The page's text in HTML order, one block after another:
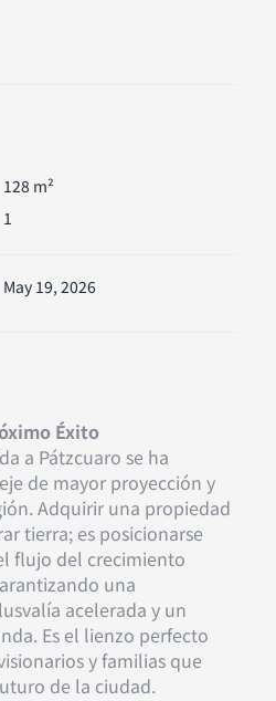
128 m²
1
May 19, 2026
Éxito
a Pátzcuaro se ha
de mayor proyección y
Adquirir una propiedad
tierra; es posicionarse
flujo del crecimiento
una
acelerada y un
Es el lienzo perfecto
y familias que
de la ciudad.